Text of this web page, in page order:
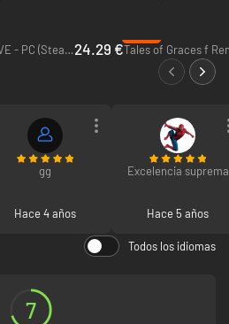
Solo Leveling: ARISE OVERDRIVE - PC (Steam)24.29 €Tales of Graces f
gg
Hace 4 años
Excelencia suprema
Hace 5 años
Todos los idiomas
7